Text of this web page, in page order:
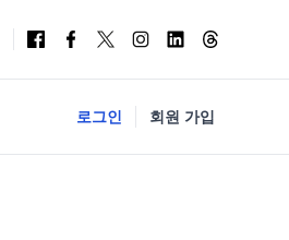
로그인 회원 가입